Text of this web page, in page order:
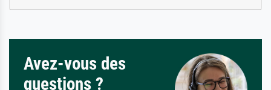
Avez-vous des
questions ?